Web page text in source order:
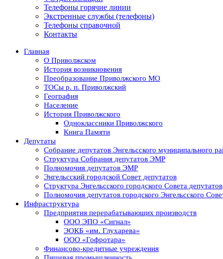
Телефоны горячие линии
Экстренные службы (телефоны)
Телефоны справочной
Контакты
Главная
О Приволжском
История возникновения
Преобразование Приволжского МО
ТОСы р. п. Приволжский
География
Население
История Приволжского
Одноклассники Приволжского
Книга Памяти
Депутаты
Собрание депутатов Энгельсского муниципального
Структура Собрания депутатов ЭМР
Полномочия депутатов ЭМР
Энгельсский городской Совет депутатов
Структура Энгельсского городского Совета депутатов
Полномочия депутатов городского Энгельсского
Инфраструктура
Предприятия перерабатывающих производств
ООО ЭПО «Сигнал»
ЭОКБ «им. Глухарева»
ООО «Гофротара»
Финансово-кредитные учреждения